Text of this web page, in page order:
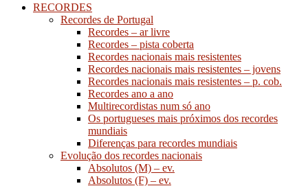
RECORDES
Recordes de Portugal
Recordes – ar livre
Recordes – pista coberta
Recordes nacionais mais resistentes
Recordes nacionais mais resistentes – jovens
Recordes nacionais mais resistentes – p. cob.
Recordes ano a ano
Multirecordistas num só ano
Os portugueses mais próximos dos recordes
mundiais
Diferenças para recordes mundiais
Evolução dos recordes nacionais
Absolutos (M) – ev.
Absolutos (F) – ev.